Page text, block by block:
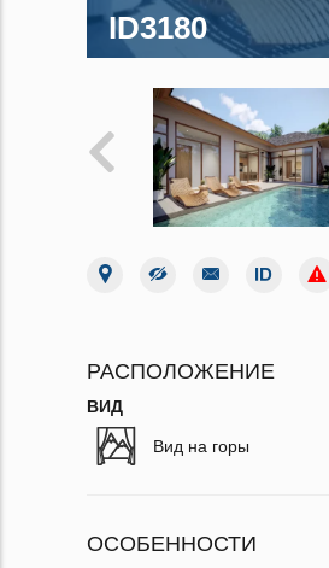
ID3180
РАСПОЛОЖЕНИЕ
ВИД
Вид на горы
ОСОБЕННОСТИ